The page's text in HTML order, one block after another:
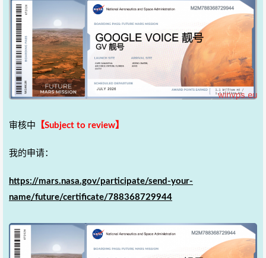
审核中 【Subject to review】
我的申请：
https://mars.nasa.gov/participate/send-your-
name/future/certificate/788368729944